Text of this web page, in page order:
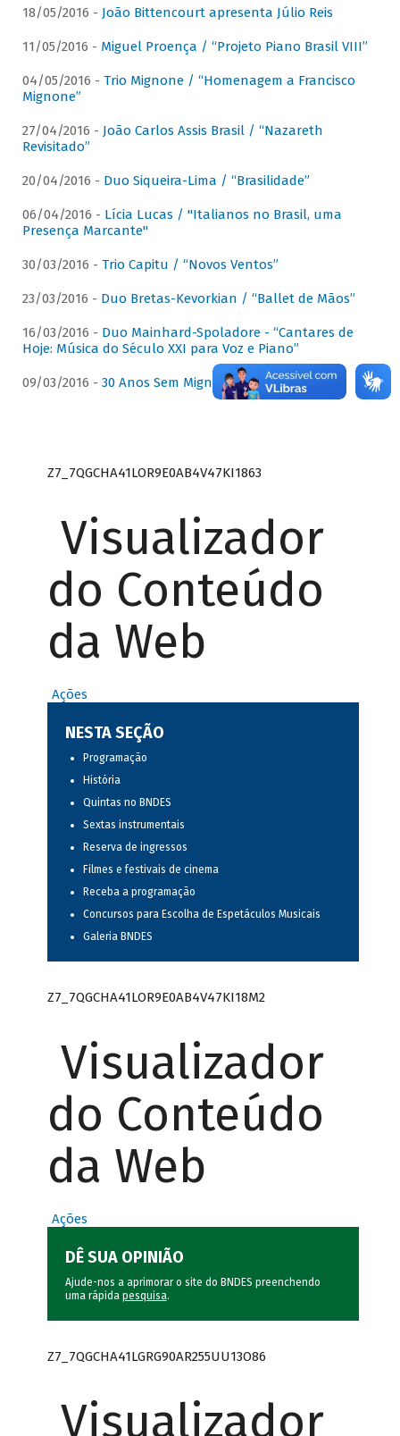
18/05/2016 - João Bittencourt apresenta Júlio Reis
11/05/2016 - Miguel Proença / “Projeto Piano Brasil VIII”
04/05/2016 - Trio Mignone / “Homenagem a Francisco
Mignone”
27/04/2016 - João Carlos Assis Brasil / “Nazareth
Revisitado”
20/04/2016 - Duo Siqueira-Lima / “Brasilidade”
06/04/2016 - Lícia Lucas / "Italianos no Brasil, uma
Presença Marcante"
30/03/2016 - Trio Capitu / “Novos Ventos”
23/03/2016 - Duo Bretas-Kevorkian / “Ballet de Mãos”
16/03/2016 - Duo Mainhard-Spoladore - “Cantares de
Hoje: Música do Século XXI para Voz e Piano”
09/03/2016 - 30 Anos Sem Mignone
Z7_7QGCHA41LOR9E0AB4V47KI1863
Visualizador
do Conteúdo
da Web
Ações
NESTA SEÇÃO
Programação
História
Quintas no BNDES
Sextas instrumentais
Reserva de ingressos
Filmes e festivais de cinema
Receba a programação
Concursos para Escolha de Espetáculos Musicais
Galeria BNDES
Z7_7QGCHA41LOR9E0AB4V47KI18M2
Visualizador
do Conteúdo
da Web
Ações
DÊ SUA OPINIÃO
Ajude-nos a aprimorar o site do BNDES preenchendo
uma rápida pesquisa.
Z7_7QGCHA41LGRG90AR255UU13O86
Visualizador